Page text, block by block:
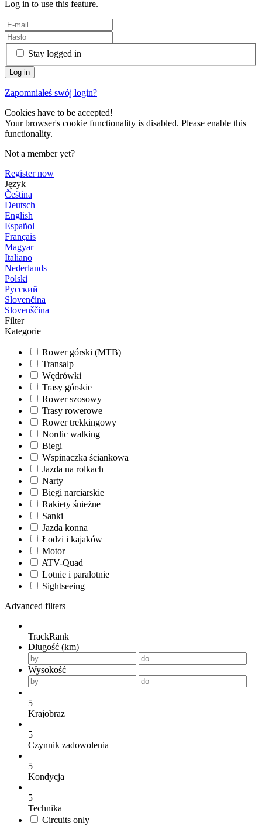
Log in to use this feature.
Stay logged in
Zapomniałeś swój login?
Cookies have to be accepted!
Your browser's cookie functionality is disabled. Please enable this
functionality.
Not a member yet?
Register now
Język
Čeština
Deutsch
English
Español
Français
Magyar
Italiano
Nederlands
Polski
Русский
Slovenčina
Slovenščina
Filter
Kategorie
Rower górski (MTB)
Transalp
Wędrówki
Trasy górskie
Rower szosowy
Trasy rowerowe
Rower trekkingowy
Nordic walking
Biegi
Wspinaczka ściankowa
Jazda na rolkach
Narty
Biegi narciarskie
Rakiety śnieżne
Sanki
Jazda konna
Łodzi i kajaków
Motor
ATV-Quad
Lotnie i paralotnie
Sightseeing
Advanced filters
TrackRank
Długość (km)
Wysokość
5
Krajobraz
5
Czynnik zadowolenia
5
Kondycja
5
Technika
Circuits only